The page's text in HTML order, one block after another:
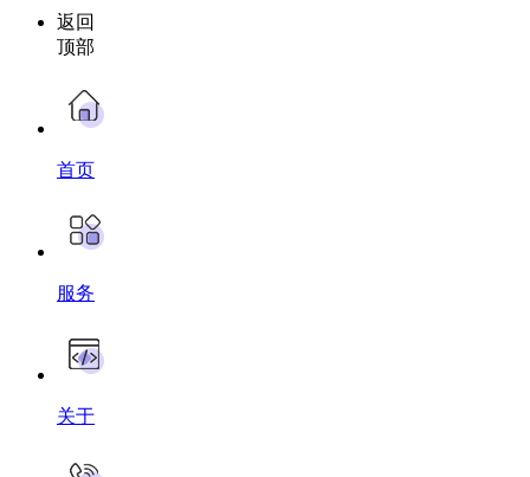
返回
顶部
首页
服务
关于